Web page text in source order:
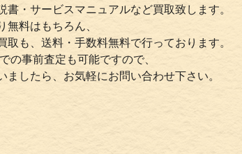
・サービスマニュアルなど買取致します。
料はもちろん、
も、送料・手数料無料で行っております。
の事前査定も可能ですので、
したら、お気軽にお問い合わせ下さい。